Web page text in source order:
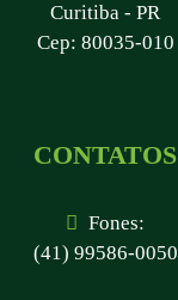
Curitiba - PR
Cep: 80035-010
CONTATOS
Fones:
(41) 99586-0050